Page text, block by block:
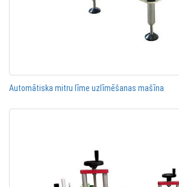
Automātiska mitru līme uzlīmēšanas mašīna